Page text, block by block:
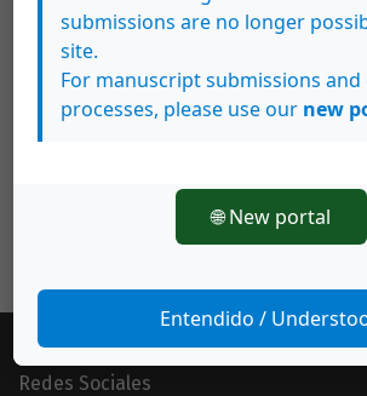
Redes Sociales
submissions are no longer
site.
For manuscript submissions
processes, please use our new
🌐 New portal
Entendido /